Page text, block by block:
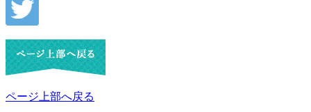
ページ上部へ戻る